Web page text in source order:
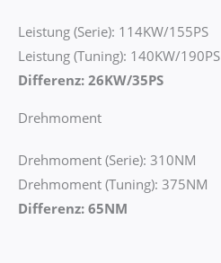
Leistung (Serie): 114KW/155PS
Leistung (Tuning): 140KW/190PS
Differenz: 26KW/35PS
Drehmoment
Drehmoment (Serie): 310NM
Drehmoment (Tuning): 375NM
Differenz: 65NM